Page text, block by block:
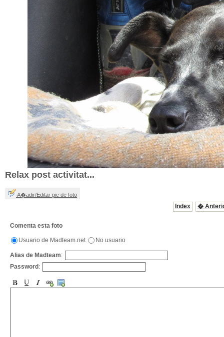
Relax post activitat...
A�adir/Editar pie de foto
Index �
Comenta esta foto
Usuario de Madteam.net No usuario
Alias de Madteam:
Password: